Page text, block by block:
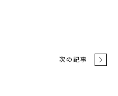
次の記事